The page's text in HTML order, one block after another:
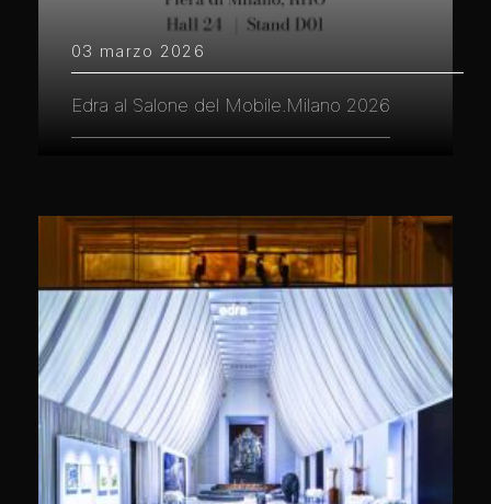
03 marzo 2026
Edra al Salone del Mobile.Milano 2026